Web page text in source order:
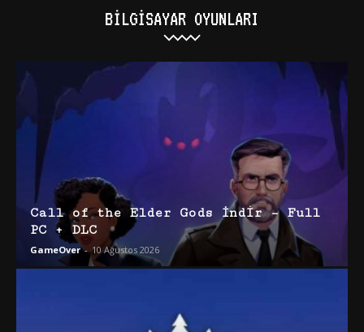
BILGISAYAR OYUNLARI
Call of the Elder Gods İndir – Full
PC + DLC
GameOver - 10 Ağustos 2026